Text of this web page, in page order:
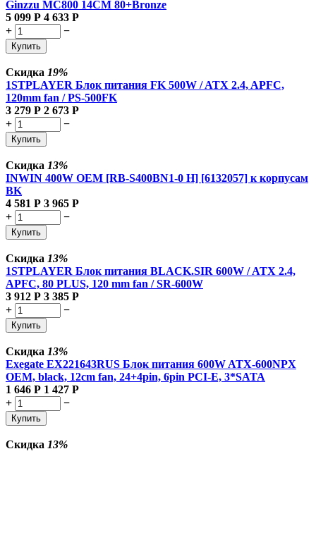
Ginzzu MC800 14CM 80+Bronze
5 099 Р 4 633 Р
+
−
Купить
Скидка 19%
1STPLAYER Блок питания FK 500W / ATX 2.4, APFC,
120mm fan / PS-500FK
3 279 Р 2 673 Р
+
−
Купить
Скидка 13%
INWIN 400W OEM [RB-S400BN1-0 H] [6132057] к корпусам
BK
4 581 Р 3 965 Р
+
−
Купить
Скидка 13%
1STPLAYER Блок питания BLACK.SIR 600W / ATX 2.4,
APFC, 80 PLUS, 120 mm fan / SR-600W
3 912 Р 3 385 Р
+
−
Купить
Скидка 13%
Exegate EX221643RUS Блок питания 600W ATX-600NPX
OEM, black, 12cm fan, 24+4pin, 6pin PCI-E, 3*SATA
1 646 Р 1 427 Р
+
−
Купить
Скидка 13%